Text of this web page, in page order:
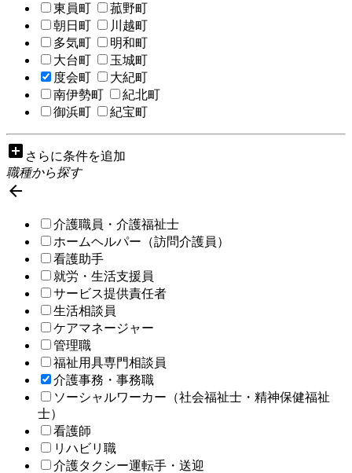
東員町
菰野町
朝日町
川越町
多気町
明和町
大台町
玉城町
度会町
大紀町
南伊勢町
紀北町
御浜町
紀宝町
add_box さらに条件を追加
職種から探す

介護職員・介護福祉士
ホームヘルパー（訪問介護員）
看護助手
就労・生活支援員
サービス提供責任者
生活相談員
ケアマネージャー
管理職
福祉用具専門相談員
介護事務・事務職
ソーシャルワーカー（社会福祉士・精神保健福祉
士）
看護師
リハビリ職
介護タクシー運転手・送迎